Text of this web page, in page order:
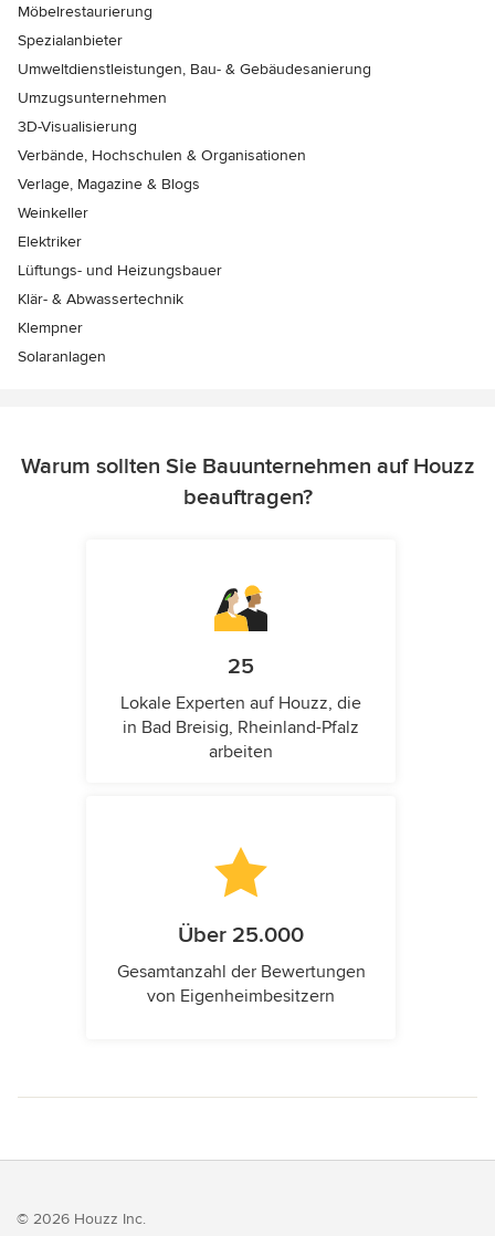
Möbelrestaurierung
Spezialanbieter
Umweltdienstleistungen, Bau- & Gebäudesanierung
Umzugsunternehmen
3D-Visualisierung
Verbände, Hochschulen & Organisationen
Verlage, Magazine & Blogs
Weinkeller
Elektriker
Lüftungs- und Heizungsbauer
Klär- & Abwassertechnik
Klempner
Solaranlagen
Warum sollten Sie Bauunternehmen auf Houzz
beauftragen?
25
Lokale Experten auf Houzz, die
in Bad Breisig, Rheinland-Pfalz
arbeiten
Über 25.000
Gesamtanzahl der Bewertungen
von Eigenheimbesitzern
© 2026 Houzz Inc.